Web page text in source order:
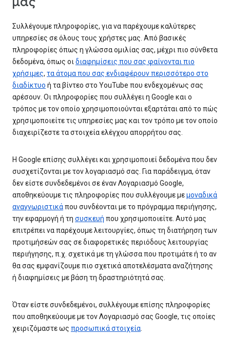
Συλλέγουμε πληροφορίες, για να παρέχουμε καλύτερες
υπηρεσίες σε όλους τους χρήστες μας. Από βασικές
πληροφορίες όπως η γλώσσα ομιλίας σας, μέχρι πιο σύνθετα
δεδομένα, όπως οι διαφημίσεις που σας φαίνονται πιο
χρήσιμες, τα άτομα που σας ενδιαφέρουν περισσότερο στο
διαδίκτυο ή τα βίντεο στο YouTube που ενδεχομένως σας
αρέσουν. Οι πληροφορίες που συλλέγει η Google και ο
τρόπος με τον οποίο χρησιμοποιούνται εξαρτάται από το πώς
χρησιμοποιείτε τις υπηρεσίες μας και τον τρόπο με τον οποίο
διαχειρίζεστε τα στοιχεία ελέγχου απορρήτου σας.
Η Google επίσης συλλέγει και χρησιμοποιεί δεδομένα που δεν
συσχετίζονται με τον λογαριασμό σας. Για παράδειγμα, όταν
δεν είστε συνδεδεμένοι σε έναν Λογαριασμό Google,
αποθηκεύουμε τις πληροφορίες που συλλέγουμε μεμοναδικά
αναγνωριστικάπου συνδέονται με το πρόγραμμα περιήγησης,
την εφαρμογή ή τη συσκευή που χρησιμοποιείτε. Αυτό μας
επιτρέπει να παρέχουμε λειτουργίες, όπως τη διατήρηση των
προτιμήσεών σας σε διαφορετικές περιόδους λειτουργίας
περιήγησης, π.χ. σχετικά με τη γλώσσα που προτιμάτε ή το αν
θα σας εμφανίζουμε πιο σχετικά αποτελέσματα αναζήτησης
ή διαφημίσεις με βάση τη δραστηριότητά σας.
Όταν είστε συνδεδεμένοι, συλλέγουμε επίσης πληροφορίες
που αποθηκεύουμε με τον Λογαριασμό σας Google, τις οποίες
χειριζόμαστε ως προσωπικά στοιχεία